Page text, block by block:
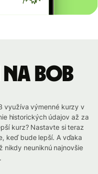
BOB
využíva výmenné kurzy v
historických údajov až za
kurz? Nastavte si teraz
keď bude lepší. A vďaka
nikdy neuniknú najnovšie